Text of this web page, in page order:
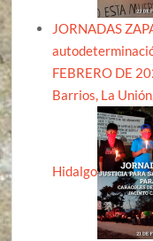
JORNADAS
FEBRERO DE
Barrios, La
Hidalgo